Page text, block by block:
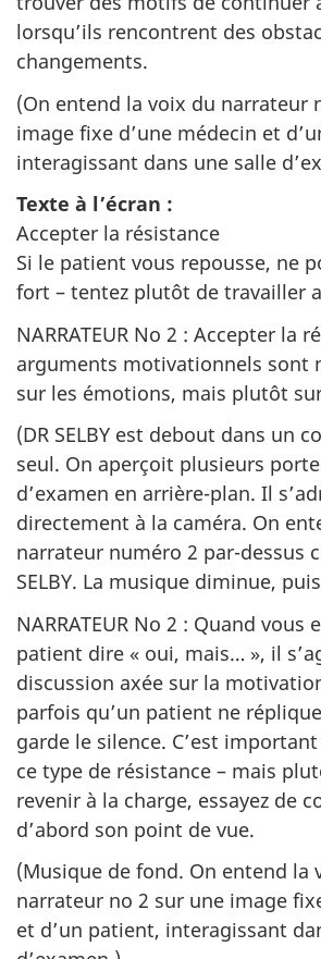
lorsqu’ils rencontrent des
changements.
(On entend la voix du narrateur
image fixe d’une médecin et
interagissant dans une salle
Texte à l’écran :
Accepter la résistance
Si le patient vous repousse, ne
fort – tentez plutôt de travailler
NARRATEUR No 2 : Accepter la
arguments motivationnels sont
sur les émotions, mais plutôt
(DR SELBY est debout dans un
seul. On aperçoit plusieurs
d’examen en arrière-plan. Il
directement à la caméra. On
narrateur numéro 2 par-dessus
SELBY. La musique diminue,
NARRATEUR No 2 : Quand vous
patient dire « oui, mais… », il
discussion axée sur la
parfois qu’un patient ne
garde le silence. C’est
ce type de résistance – mais
revenir à la charge, essayez de
d’abord son point de vue.
(Musique de fond. On entend la
narrateur no 2 sur une image
et d’un patient, interagissant